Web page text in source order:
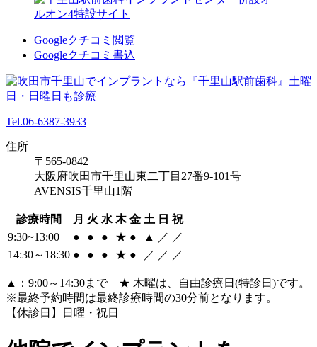
Googleクチコミ閲覧
Googleクチコミ書込
Tel.06-6387-3933
住所
〒565-0842
大阪府吹田市千里山東二丁目27番9-101号
AVENSIS千里山1階
診療時間 月 火 水 木 金 土 日 祝
9:30~13:00
● ● ● ★ ● ▲ ／ ／
14:30～18:30 ● ● ● ★ ● ／ ／ ／
▲：9:00～14:30まで ★ 木曜は、自由診療日(特診日)です。
※最終予約時間は最終診療時間の30分前となります。
【休診日】日曜・祝日